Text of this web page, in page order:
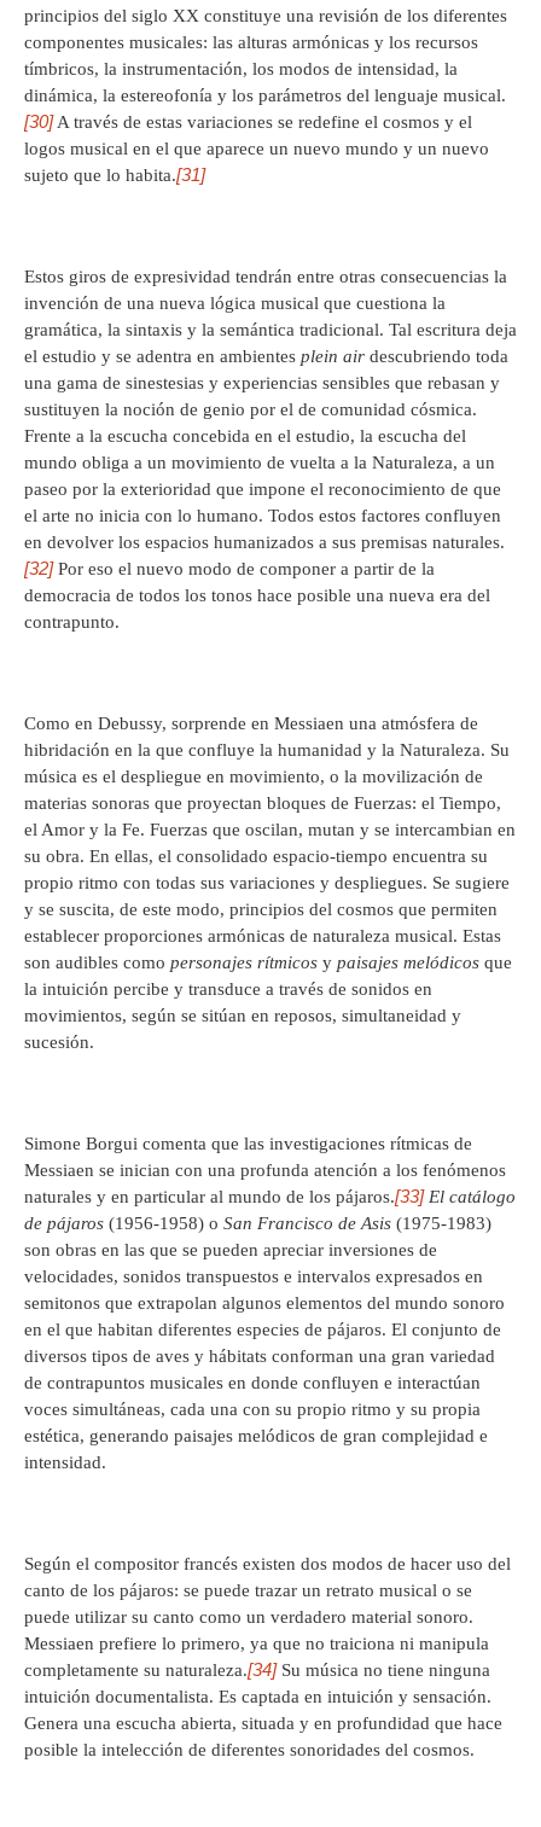
principios del siglo XX constituye una revisión de los diferentes
componentes musicales: las alturas armónicas y los recursos
tímbricos, la instrumentación, los modos de intensidad, la
dinámica, la estereofonía y los parámetros del lenguaje musical.
[30]A través de estas variaciones se redefine el cosmos y el
logos musical en el que aparece un nuevo mundo y un nuevo
sujeto que lo habita.[31]
Estos giros de expresividad tendrán entre otras consecuencias la
invención de una nueva lógica musical que cuestiona la
gramática, la sintaxis y la semántica tradicional. Tal escritura deja
el estudio y se adentra en ambientes plein air descubriendo toda
una gama de sinestesias y experiencias sensibles que rebasan y
sustituyen la noción de genio por el de comunidad cósmica.
Frente a la escucha concebida en el estudio, la escucha del
mundo obliga a un movimiento de vuelta a la Naturaleza, a un
paseo por la exterioridad que impone el reconocimiento de que
el arte no inicia con lo humano. Todos estos factores confluyen
en devolver los espacios humanizados a sus premisas naturales.
[32]Por eso el nuevo modo de componer a partir de la
democracia de todos los tonos hace posible una nueva era del
contrapunto.
Como en Debussy, sorprende en Messiaen una atmósfera de
hibridación en la que confluye la humanidad y la Naturaleza. Su
música es el despliegue en movimiento, o la movilización de
materias sonoras que proyectan bloques de Fuerzas: el Tiempo,
el Amor y la Fe. Fuerzas que oscilan, mutan y se intercambian en
su obra. En ellas, el consolidado espacio-tiempo encuentra su
propio ritmo con todas sus variaciones y despliegues. Se sugiere
y se suscita, de este modo, principios del cosmos que permiten
establecer proporciones armónicas de naturaleza musical. Estas
son audibles como personajes rítmicos y paisajes melódicos que
la intuición percibe y transduce a través de sonidos en
movimientos, según se sitúan en reposos, simultaneidad y
sucesión.
Simone Borgui comenta que las investigaciones rítmicas de
Messiaen se inician con una profunda atención a los fenómenos
naturales y en particular al mundo de los pájaros.[33] El catálogo
de pájaros (1956-1958) o San Francisco de Asis (1975-1983)
son obras en las que se pueden apreciar inversiones de
velocidades, sonidos transpuestos e intervalos expresados en
semitonos que extrapolan algunos elementos del mundo sonoro
en el que habitan diferentes especies de pájaros. El conjunto de
diversos tipos de aves y hábitats conforman una gran variedad
de contrapuntos musicales en donde confluyen e interactúan
voces simultáneas, cada una con su propio ritmo y su propia
estética, generando paisajes melódicos de gran complejidad e
intensidad.
Según el compositor francés existen dos modos de hacer uso del
canto de los pájaros: se puede trazar un retrato musical o se
puede utilizar su canto como un verdadero material sonoro.
Messiaen prefiere lo primero, ya que no traiciona ni manipula
completamente su naturaleza.[34]Su música no tiene ninguna
intuición documentalista. Es captada en intuición y sensación.
Genera una escucha abierta, situada y en profundidad que hace
posible la intelección de diferentes sonoridades del cosmos.